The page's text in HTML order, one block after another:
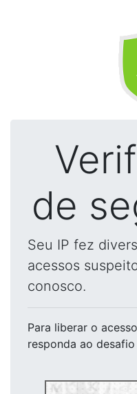
de
Seu IP fez
acessos
conosco.
Para liberar o acesso
responda ao